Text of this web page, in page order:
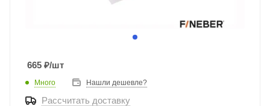
665 ₽/шт
Много Нашли дешевле?
Рассчитать доставку